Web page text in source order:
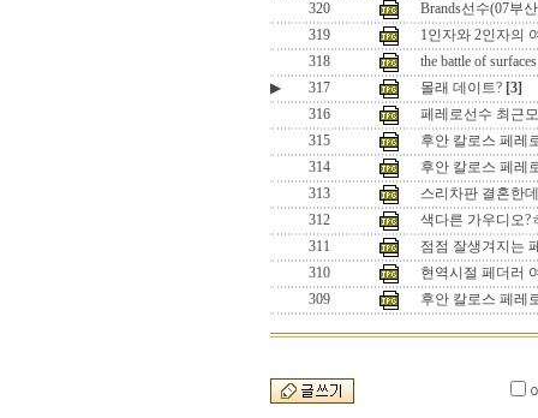
320
Brands선수(07부
319
1인자와 2인자의
318
the battle of surfaces
▶
317 몰래 데이트? [3]
316
페레로선수 최근
315
후안 칼로스 페레
314
후안 칼로스 페레
313
스리차판 결혼한
312
색다른 가우디오?
311
점점 잘생겨지는
310
현역시절 페더러
309
후안 칼로스 페레